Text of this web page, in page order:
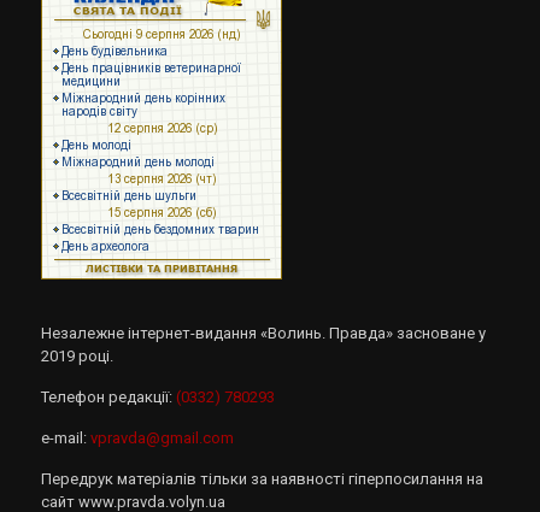
Незалежне інтернет-видання «Волинь. Правда» засноване у
2019 році.
Телефон редакції: (0332) 780293
e-mail: vpravda@gmail.com
Передрук матеріалів тільки за наявності гіперпосилання на
сайт www.pravda.volyn.ua